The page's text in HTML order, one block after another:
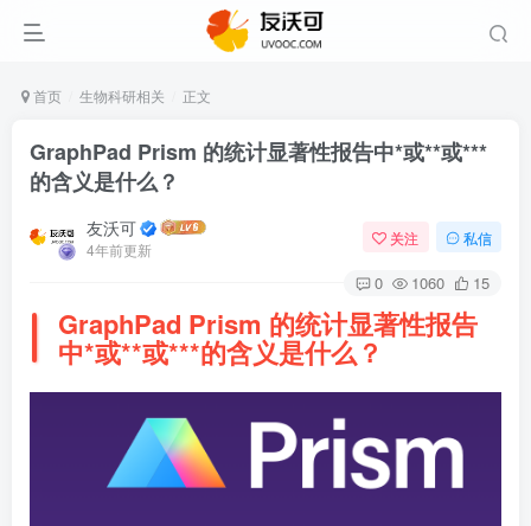
首页 生物科研相关 正文
GraphPad Prism 的统计显著性报告中*或**或***
的含义是什么？
友沃可
4年前更新
关注 私信
0 1060 15
GraphPad Prism 的统计显著性报告
中*或**或***的含义是什么？